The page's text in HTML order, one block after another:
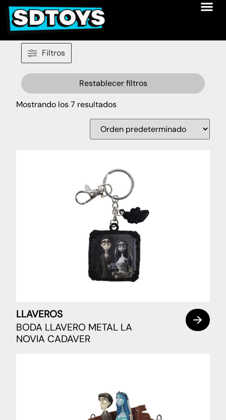
Filtros
Restablecer filtros
Mostrando los 7 resultados
LLAVEROS
BODA LLAVERO METAL LA
NOVIA CADAVER